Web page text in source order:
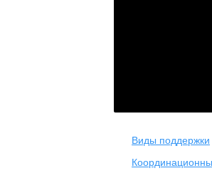
Виды поддержки